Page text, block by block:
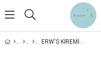
ERW'S KIREMIT ETHNIC KIMONO